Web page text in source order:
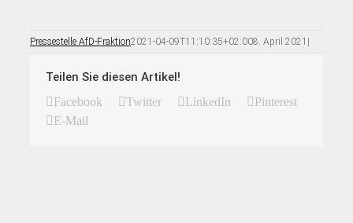
Pressestelle AfD-Fraktion2021-04-09T11:10:35+02:008. April 2021 |
Teilen Sie diesen Artikel!
Facebook Twitter LinkedIn
Pinterest
E-Mail